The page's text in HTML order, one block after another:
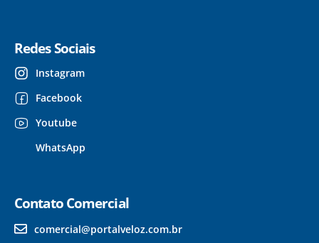
Redes Sociais
Instagram
Facebook
Youtube
WhatsApp
Contato Comercial
comercial@portalveloz.com.br